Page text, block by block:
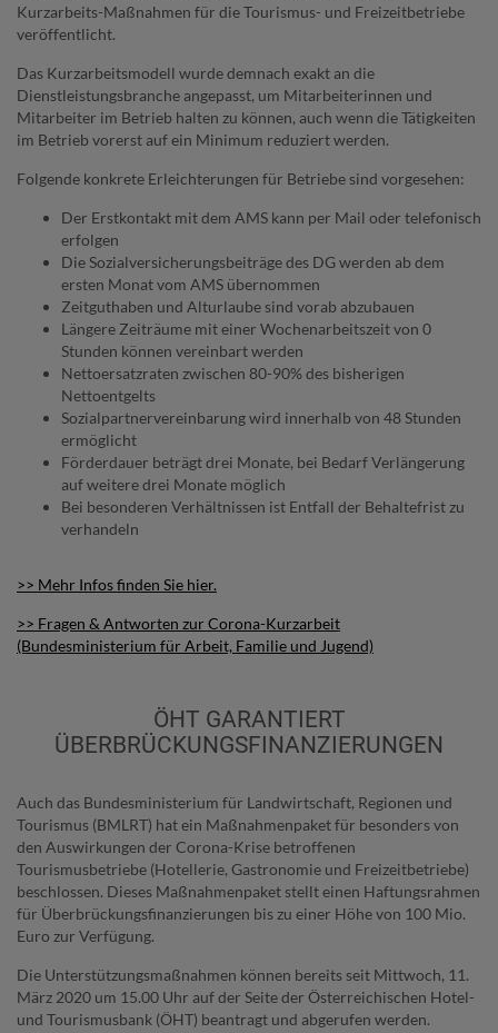
Kurzarbeits-Maßnahmen für die Tourismus- und Freizeitbetriebe
veröffentlicht.
Das Kurzarbeitsmodell wurde demnach exakt an die
Dienstleistungsbranche angepasst, um Mitarbeiterinnen und
Mitarbeiter im Betrieb halten zu können, auch wenn die Tätigkeiten
im Betrieb vorerst auf ein Minimum reduziert werden.
Folgende konkrete Erleichterungen für Betriebe sind vorgesehen:
Der Erstkontakt mit dem AMS kann per Mail oder telefonisch
erfolgen
Die Sozialversicherungsbeiträge des DG werden ab dem
ersten Monat vom AMS übernommen
Zeitguthaben und Alturlaube sind vorab abzubauen
Längere Zeiträume mit einer Wochenarbeitszeit von 0
Stunden können vereinbart werden
Nettoersatzraten zwischen 80-90% des bisherigen
Nettoentgelts
Sozialpartnervereinbarung wird innerhalb von 48 Stunden
ermöglicht
Förderdauer beträgt drei Monate, bei Bedarf Verlängerung
auf weitere drei Monate möglich
Bei besonderen Verhältnissen ist Entfall der Behaltefrist zu
verhandeln
>> Mehr Infos finden Sie hier.
>> Fragen & Antworten zur Corona-Kurzarbeit
(Bundesministerium für Arbeit, Familie und Jugend)
ÖHT GARANTIERT
ÜBERBRÜCKUNGSFINANZIERUNGEN
Auch das Bundesministerium für Landwirtschaft, Regionen und
Tourismus (BMLRT) hat ein Maßnahmenpaket für besonders von
den Auswirkungen der Corona-Krise betroffenen
Tourismusbetriebe (Hotellerie, Gastronomie und Freizeitbetriebe)
beschlossen. Dieses Maßnahmenpaket stellt einen Haftungsrahmen
für Überbrückungsfinanzierungen bis zu einer Höhe von 100 Mio.
Euro zur Verfügung.
Die Unterstützungsmaßnahmen können bereits seit Mittwoch, 11.
März 2020 um 15.00 Uhr auf der Seite der Österreichischen Hotel-
und Tourismusbank (ÖHT) beantragt und abgerufen werden.